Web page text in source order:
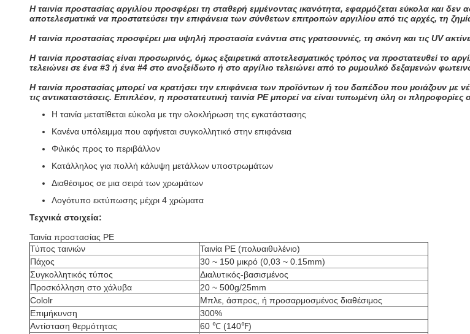
Η ταινία προστασίας αργιλίου προσφέρει τη σταθερή εμμένοντας ικανότητα, εφαρμόζεται εύκολα και
αποτελεσματικά να προστατεύσει την επιφάνεια των σύνθετων επιτροπών αργιλίου από τις αρχές, τη
Η ταινία προστασίας προσφέρει μια υψηλή προστασία ενάντια στις γρατσουνιές, τη σκόνη και τις UV
Η ταινία προστασίας είναι προσωρινός, όμως εξαιρετικά αποτελεσματικός τρόπος να προστατευθεί το
τελειώνει σε ένα #3 ή ένα #4 στο ανοξείδωτο ή στο αργίλιο τελειώνει από το ρυμουλκό δεξαμενών
Η ταινία προστασίας μπορεί να κρατήσει την επιφάνεια των προϊόντων ή του δαπέδου που μοιάζουν με
τις αντικαταστάσεις. Επιπλέον, η προστατευτική ταινία PE μπορεί να είναι τυπωμένη ύλη οι
Η ταινία μετατίθεται εύκολα με την ολοκλήρωση της εγκατάστασης
Κανένα υπόλειμμα που αφήνεται συγκολλητικό στην επιφάνεια
Φιλικός προς το περιβάλλον
Κατάλληλος για πολλή κάλυψη μετάλλων υποστρωμάτων
Διαθέσιμος σε μια σειρά των χρωμάτων
Λογότυπο εκτύπωσης μέχρι 4 χρώματα
Τεχνικά στοιχεία:
Ταινία προστασίας PE
Τύπος ταινιών
Ταινία PE (πολυαιθυλένιο)
Πάχος
30 ~ 150 μικρό (0,03 ~ 0.15mm)
Συγκολλητικός τύπος
Διαλυτικός-βασισμένος
Προσκόλληση στο χάλυβα
20 ~ 500g/25mm
Cololr
Μπλε, άσπρος, ή προσαρμοσμένος διαθέσιμος
Επιμήκυνση
300%
Αντίσταση θερμότητας
60 ℃ (140℉)